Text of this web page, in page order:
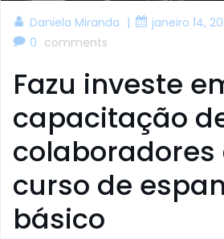
Daniela Miranda | janeiro 14,
0 comments
Fazu investe
capacitação
colaboradores
curso de
básico